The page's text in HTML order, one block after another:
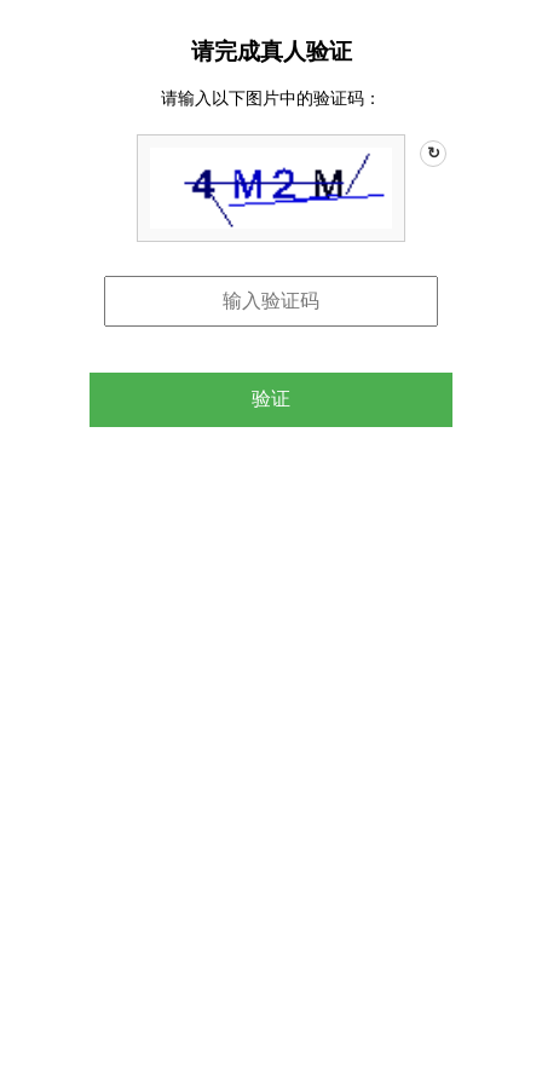
请完成真人验证
请输入以下图片中的验证码：
↻
验证